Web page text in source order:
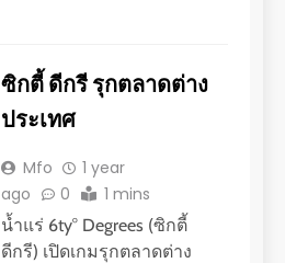
ซิกตี้ ดีกรี รุกตลาดต่าง
ประเทศ
Mfo
1 year
ago
0 1 mins
น้ำแร่ 6ty° Degrees (ซิกตี้
ดีกรี) เปิดเกมรุกตลาดต่าง